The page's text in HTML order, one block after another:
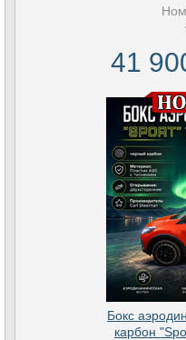
41
Бокс
карбон